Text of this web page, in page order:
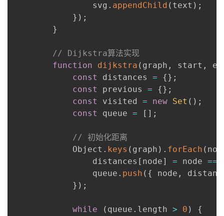
                svg
. appendChild ( text ) ;
} ) ;
}
// Dijkstra算法实现
function
dijkstra ( graph , start ,
const
distances = {} ;
const
previous = {} ;
const
visited = new Set ( ) ;
const
queue = [ ] ;
// 初始化距离
            Object
. keys ( graph ) . forEach (
                distances
[ node] = node ===
                queue
. push ( { node ,
} ) ;
while ( queue . length > 0 )
{